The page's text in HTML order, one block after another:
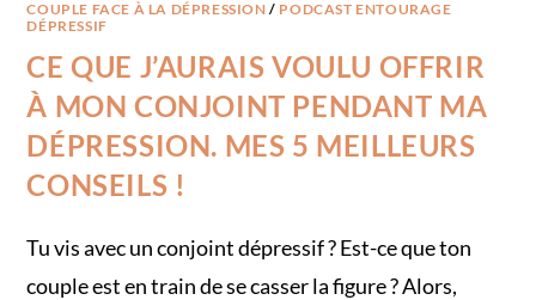
COUPLE FACE À LA DÉPRESSION / PODCAST ENTOURAGE
DÉPRESSIF
CE QUE J’AURAIS VOULU OFFRIR
À MON CONJOINT PENDANT MA
DÉPRESSION. MES 5 MEILLEURS
CONSEILS !
Tu vis avec un conjoint dépressif ? Est-ce que ton
couple est en train de se casser la figure ? Alors,